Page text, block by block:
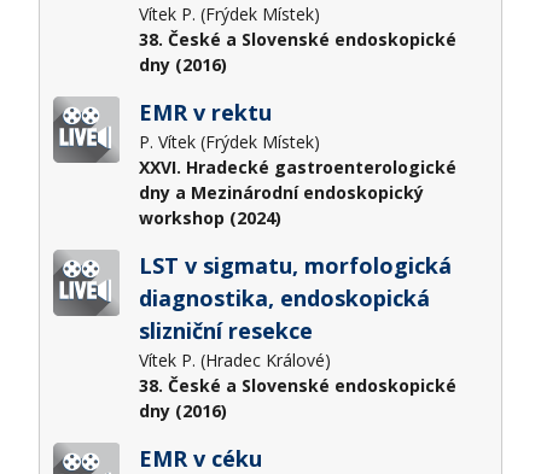
Vítek P. (Frýdek Místek)
38. České a Slovenské endoskopické
dny (2016)
EMR v rektu
P. Vítek (Frýdek Místek)
XXVI. Hradecké gastroenterologické
dny a Mezinárodní endoskopický
workshop (2024)
LST v sigmatu, morfologická
diagnostika, endoskopická
slizniční resekce
Vítek P. (Hradec Králové)
38. České a Slovenské endoskopické
dny (2016)
EMR v céku